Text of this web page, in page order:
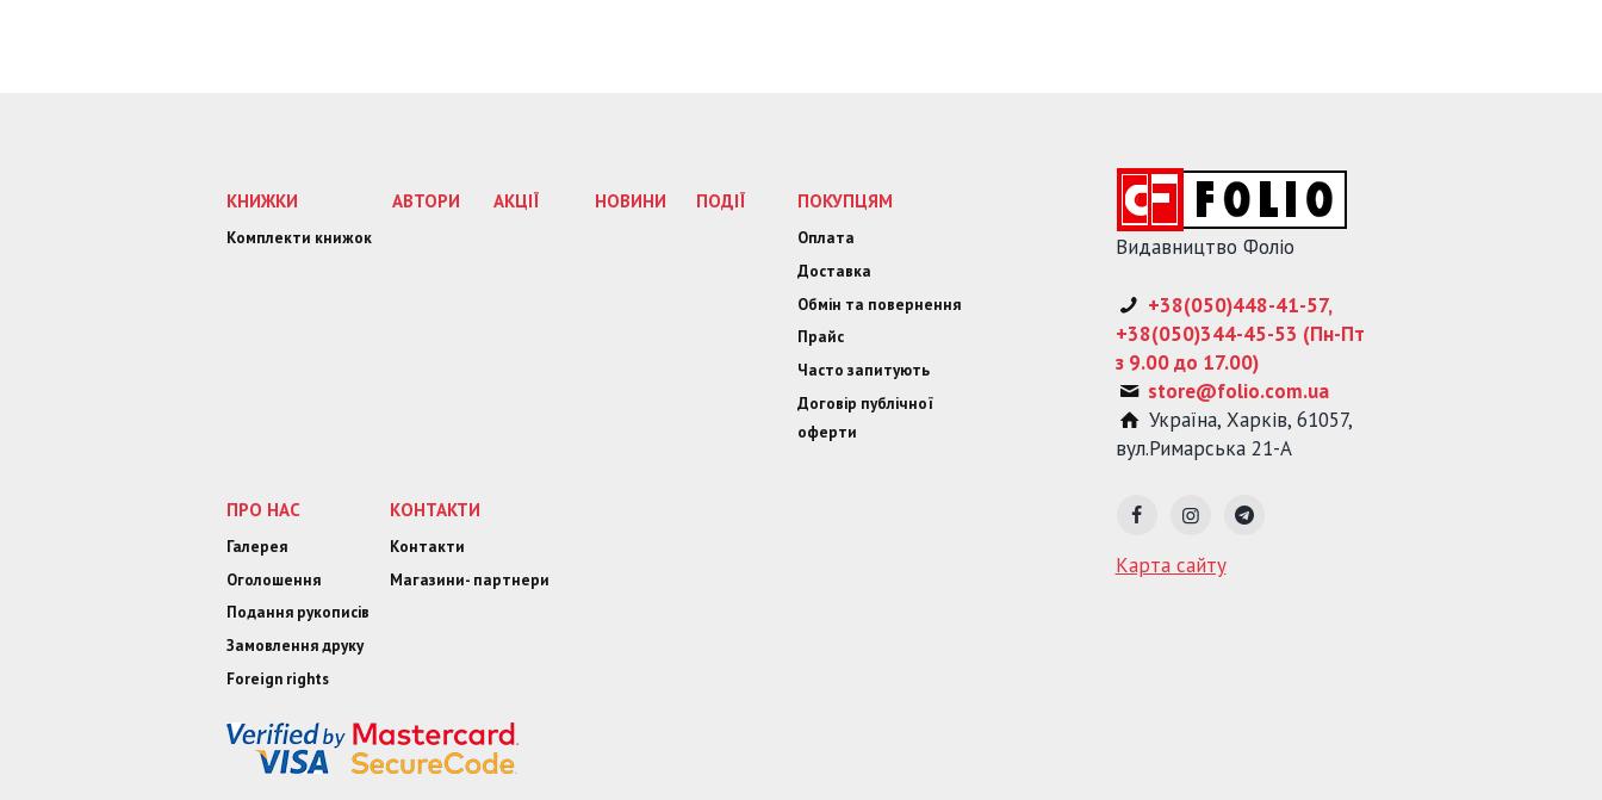
КНИЖКИ
Комплекти книжок
АВТОРИ АКЦІЇ НОВИНИ ПОДІЇ ПОКУПЦЯМ
Оплата
Доставка
Обмін та повернення
Прайс
Часто запитують
Договір публічної
оферти
ПРО НАС
Галерея
Оголошення
Подання рукописів
Замовлення друку
Foreign rights
КОНТАКТИ
Контакти
Магазини- партнери
Видавництво Фоліо
+38(050)448-41-57,
+38(050)344-45-53 (Пн-Пт
з 9.00 до 17.00)
store@folio.com.ua
Україна,Харків,61057,
вул.Римарська 21-А
Карта сайту